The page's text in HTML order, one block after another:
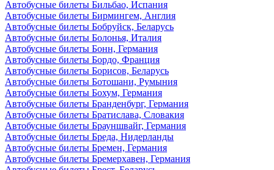
Автобусные билеты Бильбао, Испания
Автобусные билеты Бирмингем, Англия
Автобусные билеты Бобруйск, Беларусь
Автобусные билеты Болонья, Италия
Автобусные билеты Бонн, Германия
Автобусные билеты Бордо, Франция
Автобусные билеты Борисов, Беларусь
Автобусные билеты Ботошани, Румыния
Автобусные билеты Бохум, Германия
Автобусные билеты Бранденбург, Германия
Автобусные билеты Братислава, Словакия
Автобусные билеты Брауншвайг, Германия
Автобусные билеты Бреда, Нидерланды
Автобусные билеты Бремен, Германия
Автобусные билеты Бремерхавен, Германия